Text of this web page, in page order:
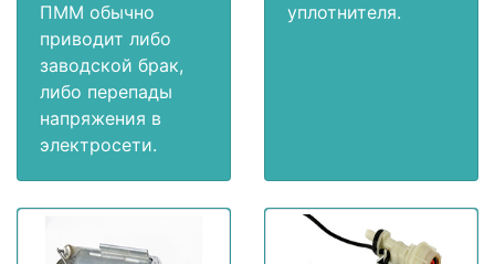
ПММ обычно
приводит либо
заводской брак,
либо перепады
напряжения в
электросети.
уплотнителя.